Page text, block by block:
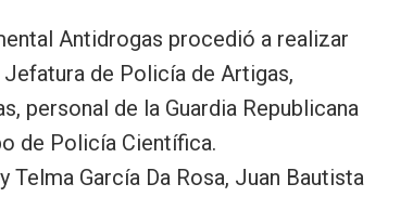
Antidrogas procedió a realizar
de Policía de Artigas,
personal de la Guardia Republicana
de Policía Científica.
García Da Rosa, Juan Bautista